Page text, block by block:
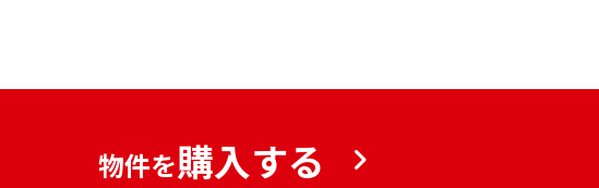
物件を購入する